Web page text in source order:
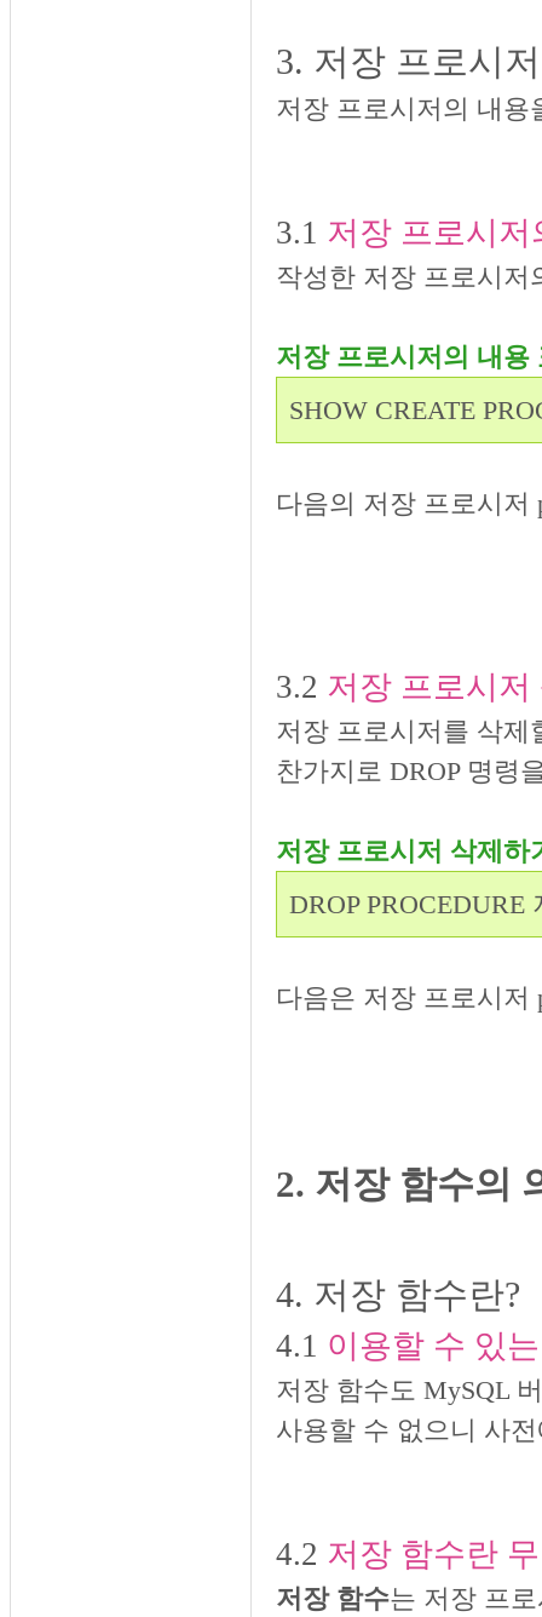
3. 저장 프로시
저장 프로시저의 내용
3.1 저장 프로시
작성한 저장 프로시저
저장 프로시저의 내용
SHOW CREATE
다음의 저장 프로시저
3.2 저장 프로시저
저장 프로시저를 삭제
찬가지로 DROP 명령
저장 프로시저 삭제하
DROP
다음은 저장 프로시저
2. 저장 함수의
4. 저장 함수란?
4.1 이 용할 수 있
저장 함수도 MySQL
사용할 수 없으니 사
4.2 저장 함수란
저장 함수는 저장 프